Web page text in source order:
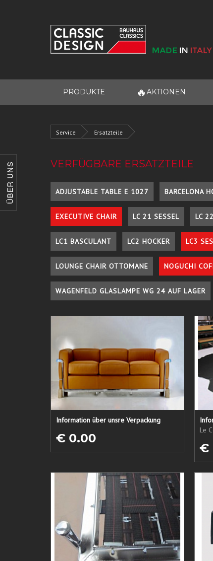
ÜBER UNS
PRODUKTE 🔥 AKTIONEN
Service Ersatzteile
VERFÜGBARE ERSATZTEILE
ADJUSTABLE TABLE E 1027 BARCELONA
EXECUTIVE CHAIR LC 21 SESSEL LC
LC1 BASCULANT LC2 HOCKER LC3
LOUNGE CHAIR OTTOMANE NOGUCHI
WAGENFELD GLASLAMPE WG 24 AUF LAGER
Information über unsre Verpackung
€ 0.00
Le
€